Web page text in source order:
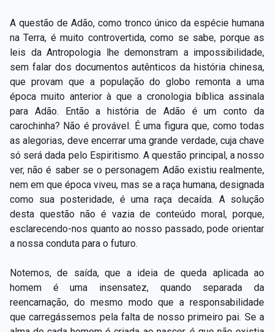
A questão de Adão, como tronco único da espécie humana
na Terra, é muito controvertida, como se sabe, porque as
leis da Antropologia lhe demonstram a impossibilidade,
sem falar dos documentos autênticos da história chinesa,
que provam que a população do globo remonta a uma
época muito anterior à que a cronologia bíblica assinala
para Adão. Então a história de Adão é um conto da
carochinha? Não é provável. É uma figura que, como todas
as alegorias, deve encerrar uma grande verdade, cuja chave
só será dada pelo Espiritismo. A questão principal, a nosso
ver, não é saber se o personagem Adão existiu realmente,
nem em que época viveu, mas se a raça humana, designada
como sua posteridade, é uma raça decaída. A solução
desta questão não é vazia de conteúdo moral, porque,
esclarecendo-nos quanto ao nosso passado, pode orientar
a nossa conduta para o futuro.
Notemos, de saída, que a ideia de queda aplicada ao
homem é uma insensatez, quando separada da
reencarnação, do mesmo modo que a responsabilidade
que carregássemos pela falta de nosso primeiro pai. Se a